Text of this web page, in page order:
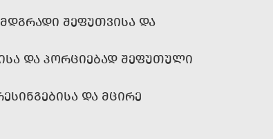
ᲨᲔᲤᲣᲗᲕᲘᲡᲐ ᲓᲐ
ᲓᲐ ᲞᲝᲠᲪᲘᲔᲑᲐᲓ ᲨᲔᲤᲣᲗᲣᲚᲘ
ᲓᲐ ᲛᲪᲘᲠᲔ